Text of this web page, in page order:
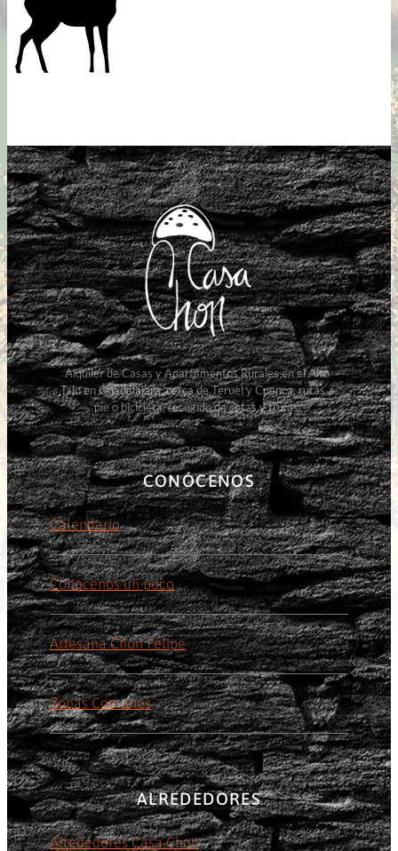
Alquiler de Casas y Apartamentos Rurales en el Alto
Tajo en Guadalajara, cerca de Teruel y Cuenca, rutas a
pie o bicicleta, recogida de setas y trufas.
CONÓCENOS
Calendario
Conócenos un poco
Artesana Chon Felipe
Zonas Comunes
ALREDEDORES
Alrededores Casa Chon